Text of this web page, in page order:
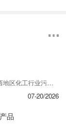
欢迎阅读我们的白皮书，探讨陕西地区化工行业污水处理的关键技术和可行方案。陕西地区的化工行业一直以来都面临着污水处理难题。针对这一问题，我们深入研究并提出了一系列有效的解决方案。首先，我们重点介绍了传统的物理化学处理技术，包括沉淀、过滤和氧化等方法。这些方法在一定程度上可以移除污染物，但也存在能耗高、处理效率低等缺点。为...
07-20/2026
品